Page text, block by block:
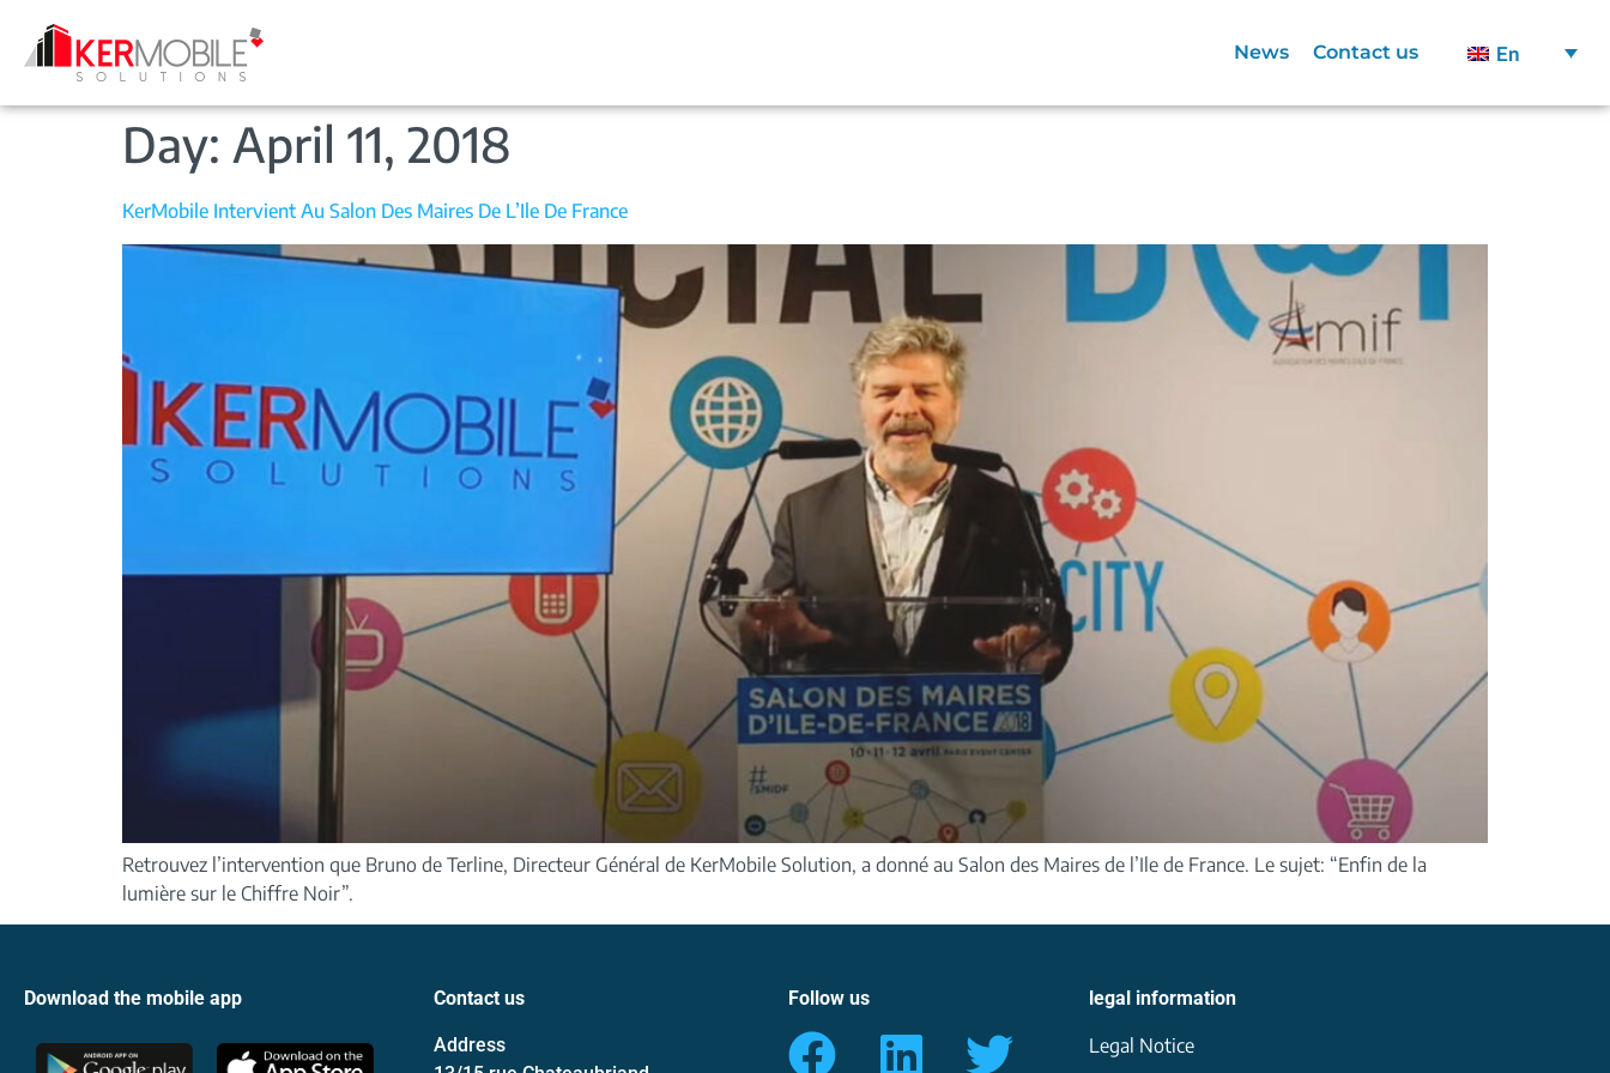
News Contact us En
Day: April 11, 2018
KerMobile Intervient Au Salon Des Maires De L’Ile De France
Retrouvez l’intervention que Bruno de Terline, Directeur Général de KerMobile Solution, a donné au Salon des Maires de l’Ile de France. Le sujet: “Enfin de la
lumière sur le Chiffre Noir”.
Download the mobile app Contact us
Address
Follow us legal information
Legal Notice